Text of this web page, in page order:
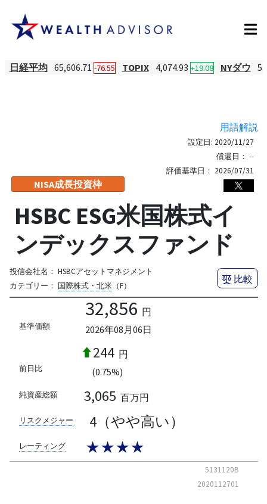
日経平均 65,606.71 -76.55 TOPIX 4,074.93 +19.08 NYダウ
用語解説
NISA成長投資枠
設定日: 2020/11/27
償還日： --
評価基準日： 2026/07/31
HSBC ESG米国株式イ
ンデックスファンド
投信会社名： HSBCアセットマネジメント
カテゴリー： 国際株式・北米（F）
比較
基準価額
32,856 円
2026年08月06日
前日比
244 円
(0.75%)
純資産総額 3,065 百万円
リスクメジャー 4（やや高い）
レーティング ★★★★
5131120B
2020112701